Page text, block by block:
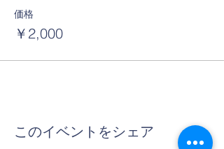
価格
￥2,000
このイベントをシェア